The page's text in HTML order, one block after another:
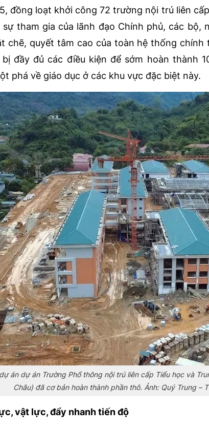
đồng loạt khởi công 72 trường nội trú liên
tham gia của lãnh đạo Chính phủ, các bộ,
chẽ, quyết tâm cao của toàn hệ thống
bị đầy đủ các điều kiện để sớm hoàn thành
phá về giáo dục ở các khu vực đặc biệt này.
án dự án Trường Phổ thông nội trú liên cấp Tiểu học và
Châu) đã cơ bản hoàn thành phần thô. Ảnh: Quý Trung –
vật lực, đẩy nhanh tiến độ